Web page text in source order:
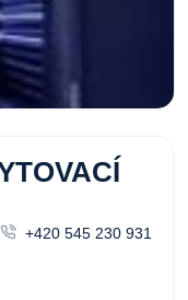
+420 545 230 931